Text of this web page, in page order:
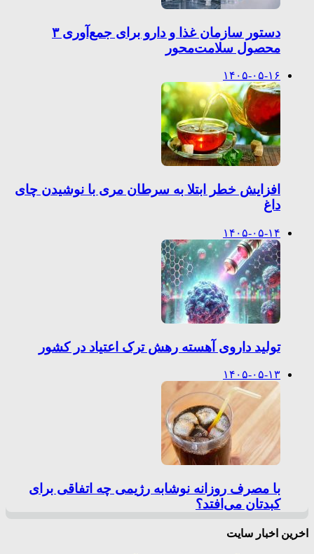
دستور سازمان غذا و دارو برای جمع‌آوری ۳
محصول سلامت‌محور
۱۴۰۵-۰۵-۱۶
افزایش خطر ابتلا به سرطان مری با نوشیدن چای
داغ
۱۴۰۵-۰۵-۱۴
تولید داروی آهسته رهش ترک اعتیاد در کشور
۱۴۰۵-۰۵-۱۳
با مصرف روزانه نوشابه رژیمی چه اتفاقی برای
کبدتان می‌افتد؟
اخرین اخبار سایت